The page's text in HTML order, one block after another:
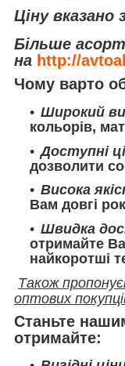
Ціну вказано
Більше
на http://
Чому варто
Широкий
кольорів,
Доступні
дозволити
Висока
Вам довгі
Швидка
отримайте
найкоротші
Також
оптових
Станьте
отримайте: